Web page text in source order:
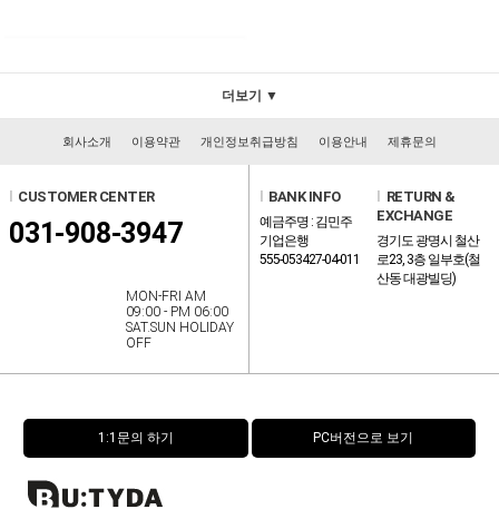
더보기 ▼
회사소개 이용약관 개인정보취급방침 이용안내 제휴문의
CUSTOMER CENTER
031-908-3947
MON-FRI AM
09:00 - PM 06:00
SAT.SUN HOLIDAY
OFF
BANK INFO
예금주명 : 김민주
기업은행
555-053427-04-011
RETURN &
EXCHANGE
경기도 광명시 철산
로23, 3층 일부호(철
산동 대광빌딩)
1:1문의 하기 PC버전으로 보기